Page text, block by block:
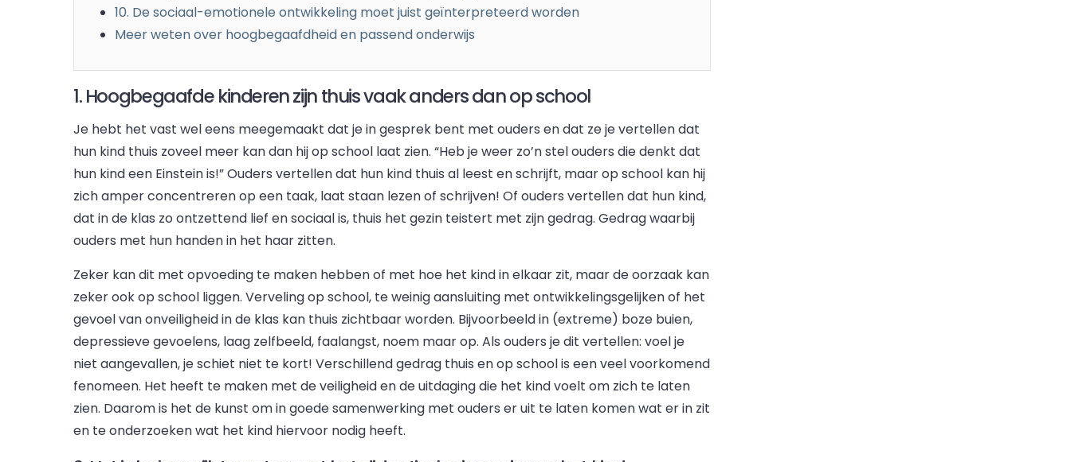
10. De sociaal-emotionele ontwikkeling moet juist geïnterpreteerd worden
Meer weten over hoogbegaafdheid en passend onderwijs
1. Hoogbegaafde kinderen zijn thuis vaak anders dan op school
Je hebt het vast wel eens meegemaakt dat je in gesprek bent met ouders en dat ze je vertellen dat
hun kind thuis zoveel meer kan dan hij op school laat zien. “Heb je weer zo’n stel ouders die denkt dat
hun kind een Einstein is!” Ouders vertellen dat hun kind thuis al leest en schrijft, maar op school kan hij
zich amper concentreren op een taak, laat staan lezen of schrijven! Of ouders vertellen dat hun kind,
dat in de klas zo ontzettend lief en sociaal is, thuis het gezin teistert met zijn gedrag. Gedrag waarbij
ouders met hun handen in het haar zitten.
Zeker kan dit met opvoeding te maken hebben of met hoe het kind in elkaar zit, maar de oorzaak kan
zeker ook op school liggen. Verveling op school, te weinig aansluiting met ontwikkelingsgelijken of het
gevoel van onveiligheid in de klas kan thuis zichtbaar worden. Bijvoorbeeld in (extreme) boze buien,
depressieve gevoelens, laag zelfbeeld, faalangst, noem maar op. Als ouders je dit vertellen: voel je
niet aangevallen, je schiet niet te kort! Verschillend gedrag thuis en op school is een veel voorkomend
fenomeen. Het heeft te maken met de veiligheid en de uitdaging die het kind voelt om zich te laten
zien. Daarom is het de kunst om in goede samenwerking met ouders er uit te laten komen wat er in zit
en te onderzoeken wat het kind hiervoor nodig heeft.